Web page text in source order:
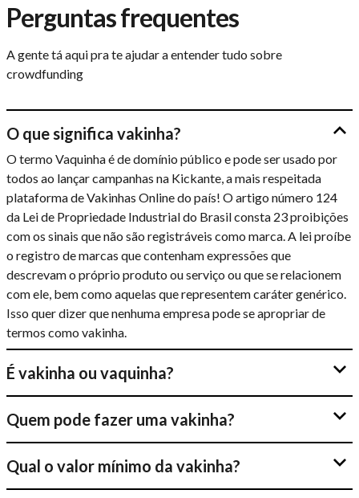
Perguntas frequentes
A gente tá aqui pra te ajudar a entender tudo sobre
crowdfunding
O que significa vakinha?
O termo Vaquinha é de domínio público e pode ser usado por
todos ao lançar campanhas na Kickante, a mais respeitada
plataforma de Vakinhas Online do país! O artigo número 124
da Lei de Propriedade Industrial do Brasil consta 23 proibições
com os sinais que não são registráveis como marca. A lei proíbe
o registro de marcas que contenham expressões que
descrevam o próprio produto ou serviço ou que se relacionem
com ele, bem como aquelas que representem caráter genérico.
Isso quer dizer que nenhuma empresa pode se apropriar de
termos como vakinha.
É vakinha ou vaquinha?
Quem pode fazer uma vakinha?
Qual o valor mínimo da vakinha?